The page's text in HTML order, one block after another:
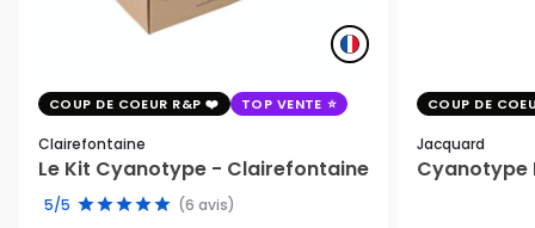
COUP DE COEUR R&P TOP VENTE
Clairefontaine
Le Kit Cyanotype - Clairefontaine
5/5 (6 avis)
COUP DE
Jacquard
Cyanotype